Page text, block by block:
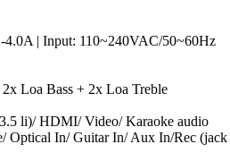
4.0A | Input: 110~240VAC/50~60Hz
Loa Bass + 2x Loa Treble
li)/ HDMI/ Video/ Karaoke audio
Optical In/ Guitar In/ Aux In/Rec (jack